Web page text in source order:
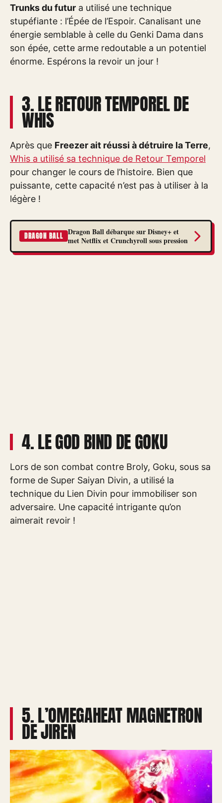
Trunks du futur a utilisé une technique
stupéfiante : l’Épée de l’Espoir. Canalisant une
énergie semblable à celle du Genki Dama dans
son épée, cette arme redoutable a un potentiel
énorme. Espérons la revoir un jour !
3. LE RETOUR TEMPOREL DE
WHIS
Après que Freezer ait réussi à détruire la Terre,
Whis a utilisé sa technique de Retour Temporel
pour changer le cours de l’histoire. Bien que
puissante, cette capacité n’est pas à utiliser à la
légère !
DRAGON BALL Dragon Ball débarque sur Disney+ et
met Netflix et Crunchyroll sous pression
4. LE GOD BIND DE GOKU
Lors de son combat contre Broly, Goku, sous sa
forme de Super Saiyan Divin, a utilisé la
technique du Lien Divin pour immobiliser son
adversaire. Une capacité intrigante qu’on
aimerait revoir !
5. L’OMEGAHEAT MAGNETRON
DE JIREN